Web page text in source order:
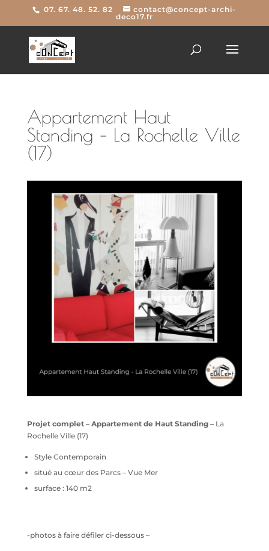
07. 67. 48. 52. 82
contact@concept-archi-
deco17.fr
Appartement Haut
Standing – La Rochelle Ville
(17)
Projet complet – Appartement de Haut Standing – La
Rochelle Ville (17)
Style Contemporain
situé au cœur des Parcs – Vue Mer
surface : 140 m2
-photos à faire défiler ci-dessous –